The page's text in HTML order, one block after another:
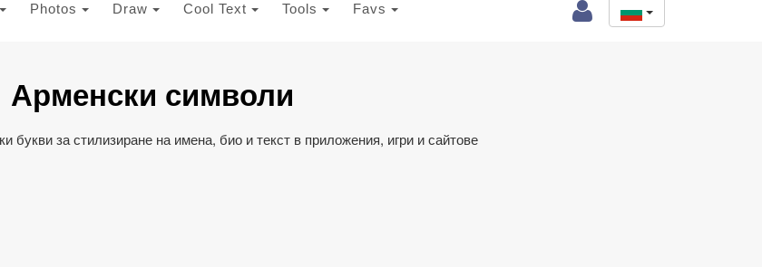
Photos Draw Cool Text Tools Favs
Арменски символи
букви за стилизиране на имена, био и текст в приложения, игри и сайтове